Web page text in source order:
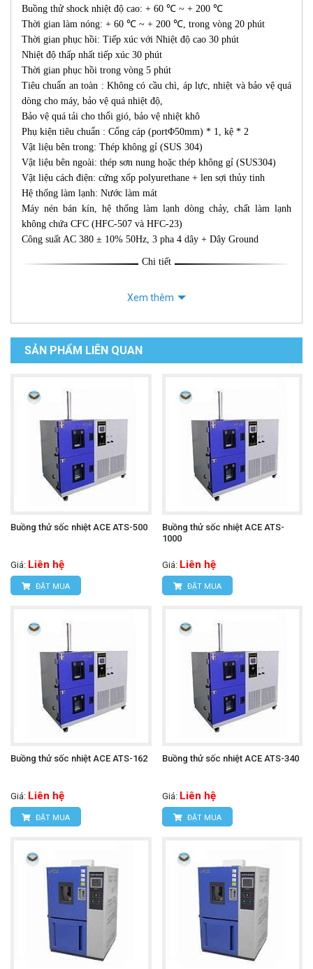
Buồng thử shock nhiệt độ cao: + 60 ℃ ~ + 200 ℃
Thời gian làm nóng: + 60 ℃ ~ + 200 ℃, trong vòng 20 phút
Thời gian phục hồi: Tiếp xúc với Nhiệt độ cao 30 phút
Nhiệt độ thấp nhất tiếp xúc 30 phút
Thời gian phục hồi trong vòng 5 phút
Tiêu chuẩn an toàn : Không có cầu chì, áp lực, nhiệt và bảo vệ quá
dòng cho máy, bảo vệ quá nhiệt độ,
Bảo vệ quá tải cho thổi gió, bảo vệ nhiệt khô
Phụ kiện tiêu chuẩn : Cổng cáp (portΦ50mm) * 1, kệ * 2
Vật liệu bên trong: Thép không gỉ (SUS 304)
Vật liệu bên ngoài: thép sơn nung hoặc thép không gỉ (SUS304)
Vật liệu cách điện: cứng xốp polyurethane + len sợi thủy tinh
Hệ thống làm lạnh: Nước làm mát
Máy nén bán kín, hệ thống làm lạnh dòng chảy, chất làm lạnh
không chứa CFC (HFC-507 và HFC-23)
Công suất AC 380 ± 10% 50Hz, 3 pha 4 dây + Dây Ground
Chi tiết
Xem thêm
SẢN PHẨM LIÊN QUAN
Buồng thử sốc nhiệt ACE ATS-500
Giá: Liên hệ
ĐẶT MUA
Buồng thử sốc nhiệt ACE ATS-
1000
Giá: Liên hệ
ĐẶT MUA
Buồng thử sốc nhiệt ACE ATS-162
Giá: Liên hệ
ĐẶT MUA
Buồng thử sốc nhiệt ACE ATS-340
Giá: Liên hệ
ĐẶT MUA